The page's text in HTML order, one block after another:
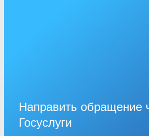
Направить обращение
Госуслуги